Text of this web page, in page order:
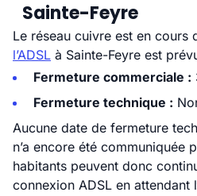
Sainte-Feyre
Le réseau cuivre est en cours
l’ADSL à Sainte-Feyre est
Fermeture commerciale :
Fermeture technique :
Aucune date de fermeture
n’a encore été communiquée
habitants peuvent donc
connexion ADSL en attendant